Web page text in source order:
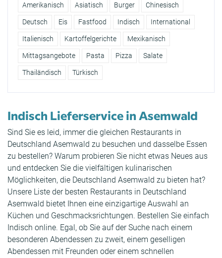
Amerikanisch Asiatisch Burger Chinesisch
Deutsch Eis Fastfood Indisch International
Italienisch Kartoffelgerichte Mexikanisch
Mittagsangebote Pasta Pizza Salate
Thailändisch Türkisch
Indisch Lieferservice in Asemwald
Sind Sie es leid, immer die gleichen Restaurants in
Deutschland Asemwald zu besuchen und dasselbe Essen
zu bestellen? Warum probieren Sie nicht etwas Neues aus
und entdecken Sie die vielfältigen kulinarischen
Möglichkeiten, die Deutschland Asemwald zu bieten hat?
Unsere Liste der besten Restaurants in Deutschland
Asemwald bietet Ihnen eine einzigartige Auswahl an
Küchen und Geschmacksrichtungen. Bestellen Sie einfach
Indisch online. Egal, ob Sie auf der Suche nach einem
besonderen Abendessen zu zweit, einem geselligen
Abendessen mit Freunden oder einem schnellen